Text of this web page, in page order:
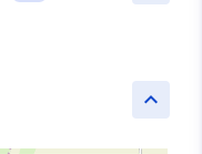
keyboard_arrow_up